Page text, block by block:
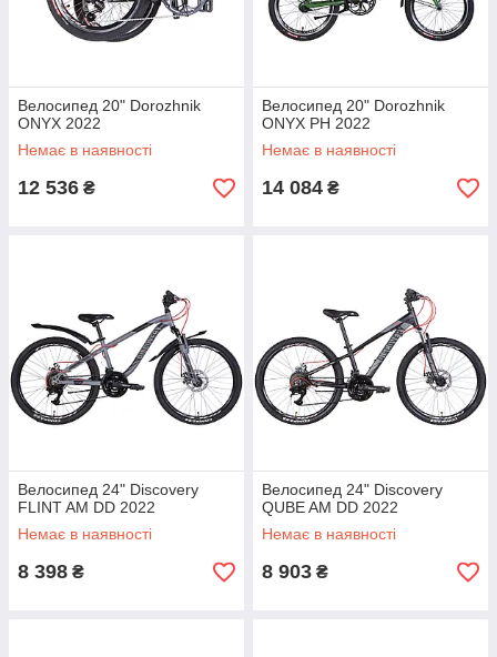
Велосипед 20" Dorozhnik
ONYX 2022
Немає в наявності
12 536 ₴
Велосипед 20" Dorozhnik
ONYX PH 2022
Немає в наявності
14 084 ₴
Велосипед 24" Discovery
FLINT AM DD 2022
Немає в наявності
8 398 ₴
Велосипед 24" Discovery
QUBE AM DD 2022
Немає в наявності
8 903 ₴